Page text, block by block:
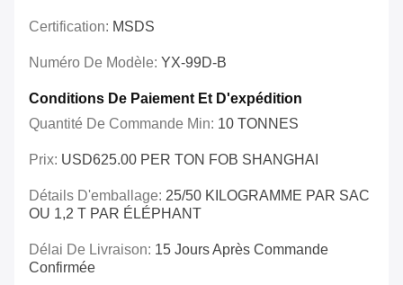
Certification: MSDS
Numéro De Modèle: YX-99D-B
Conditions De Paiement Et D'expédition
Quantité De Commande Min: 10 TONNES
Prix: USD625.00 PER TON FOB SHANGHAI
Détails D'emballage: 25/50 KILOGRAMME PAR SAC
OU 1,2 T PAR ÉLÉPHANT
Délai De Livraison: 15 Jours Après Commande
Confirmée